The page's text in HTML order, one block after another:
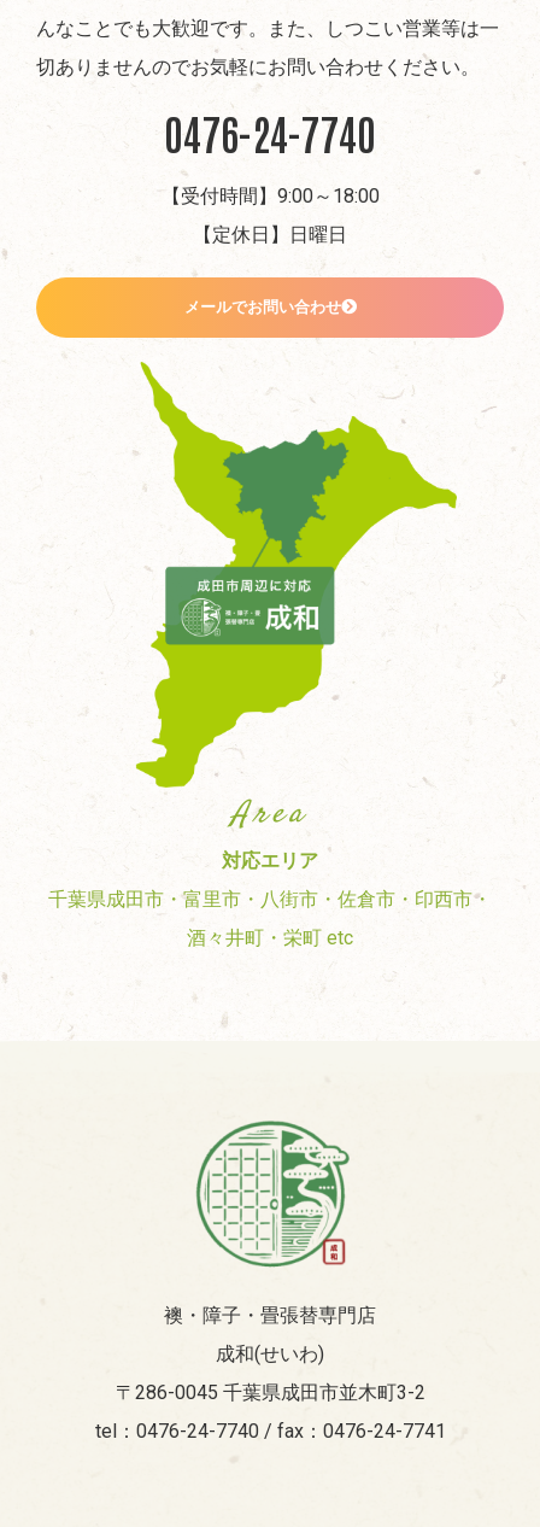
んなことでも大歓迎です。また、しつこい営業等は一
切ありませんのでお気軽にお問い合わせください。
0476-24-7740
【受付時間】9:00～18:00
【定休日】日曜日
メールでお問い合わせ
Area
対応エリア
千葉県成田市・富里市・八街市・佐倉市・印西市・
酒々井町・栄町 etc
襖・障子・畳張替専門店
成和(せいわ)
〒286-0045 千葉県成田市並木町3-2
tel：0476-24-7740 / fax：0476-24-7741